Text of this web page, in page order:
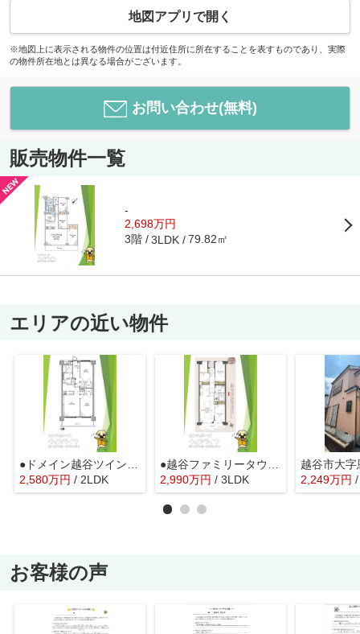
地図アプリで開く
※地図上に表示される物件の位置は付近住所に所在することを表すものであり、実際
の物件所在地とは異なる場合がございます。
お問い合わせ(無料)
販売物件一覧
-
2,698万円
3階 3LDK 79.82㎡
エリアの近い物件
2,580万円 / 2LDK
2,990万円 / 3LDK
越谷市大
2,249万円
お客様の声